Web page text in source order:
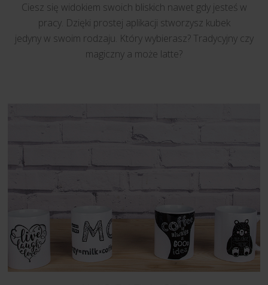
Ciesz się widokiem swoich bliskich nawet gdy jesteś w
pracy. Dzięki prostej aplikacji stworzysz kubek
jedyny w swoim rodzaju. Który wybierasz? Tradycyjny czy
magiczny a może latte?